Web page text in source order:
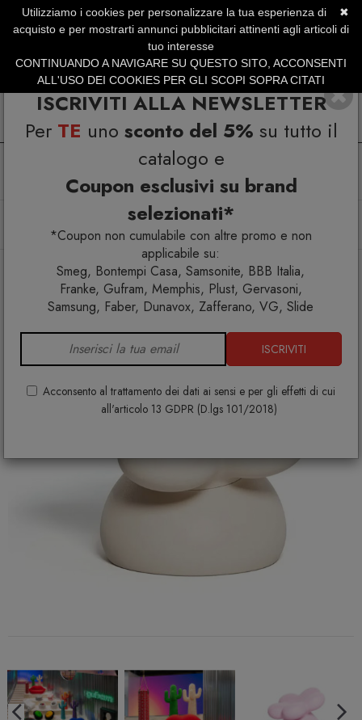
ISCRIVITI ALLA NEWSLETTER
Per TE uno sconto del 5% su tutto il
catalogo e
Coupon esclusivi su brand
selezionati*
*Coupon non cumulabile con altre promo e non
applicabile su:
Smeg, Bontempi Casa, Samsonite, BBB Italia,
Franke, Gufram, Memphis, Plust, Gervasoni,
Samsung, Faber, Dunavox, Zafferano, VG, Slide
ISCRIVITI
Acconsento al trattamento dei dati ai sensi e per gli effetti di cui
all'articolo 13 GDPR (D.lgs 101/2018)
SERVIZIO CLIENTI +39.0773.470.562
SUMMER SALES | Fino al 40% di Sconto
Arredo interno
Poltrone e chaise longue
Gufram Flowie Seduta
✖
Utilizziamo i cookies per personalizzare la tua esperienza di
acquisto e per mostrarti annunci pubblicitari attinenti agli articoli di
tuo interesse
CONTINUANDO A NAVIGARE SU QUESTO SITO, ACCONSENTI
ALL'USO DEI COOKIES PER GLI SCOPI SOPRA CITATI